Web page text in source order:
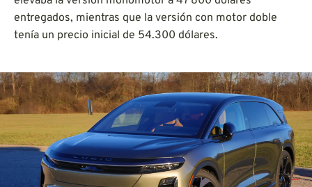
entregados, mientras que la versión con motor doble
tenía un precio inicial de 54.300 dólares.